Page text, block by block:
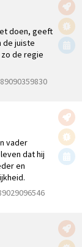
doen, geeft
de juiste
de regie
vader
dat hij
en